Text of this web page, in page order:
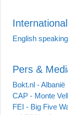
English
Pers &
Bokt.nl - Albanië
CAP - Monte
FEI - Big Five